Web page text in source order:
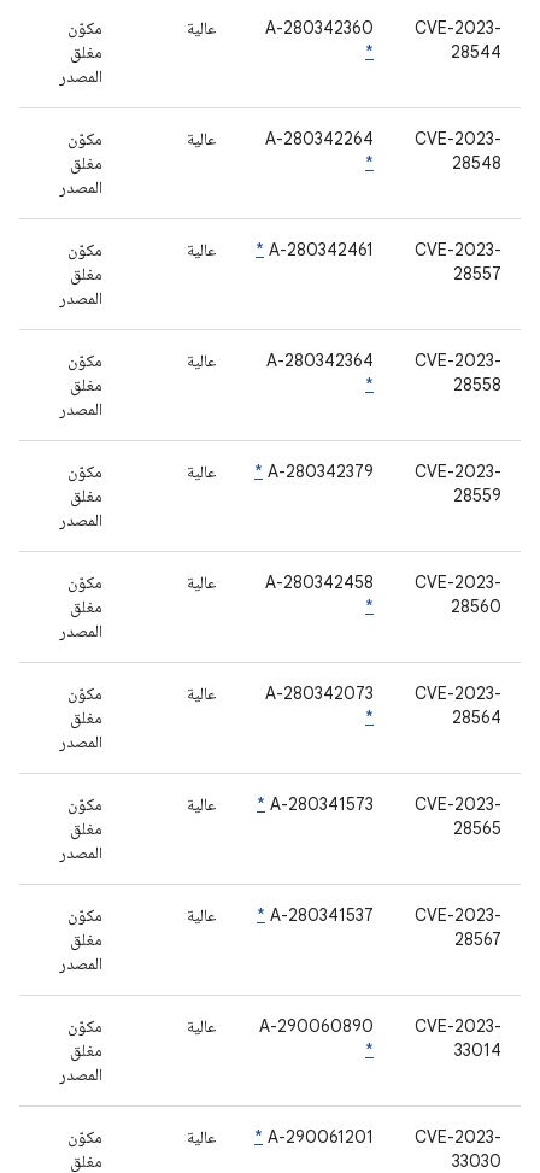
CVE-2023-
28544
A-280342360
*
عالية
مكوّن
مغلق
المصدر
CVE-2023-
28548
A-280342264
*
عالية
مكوّن
مغلق
المصدر
CVE-2023-
28557
A-280342461
* عالية
مكوّن
مغلق
المصدر
CVE-2023-
28558
A-280342364
*
عالية
مكوّن
مغلق
المصدر
CVE-2023-
28559
A-280342379
* عالية
مكوّن
مغلق
المصدر
CVE-2023-
28560
A-280342458
*
عالية
مكوّن
مغلق
المصدر
CVE-2023-
28564
A-280342073
*
عالية
مكوّن
مغلق
المصدر
CVE-2023-
28565
A-280341573
* عالية
مكوّن
مغلق
المصدر
CVE-2023-
28567
A-280341537
* عالية
مكوّن
مغلق
المصدر
CVE-2023-
33014
A-290060890
*
عالية
مكوّن
مغلق
المصدر
CVE-2023-
33030
A-290061201
* عالية
مكوّن
مغلق